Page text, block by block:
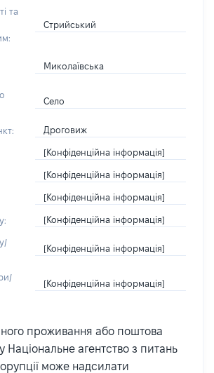
та
Стрийський
Миколаївська
Село
Дроговиж
[Конфіденційна інформація]
[Конфіденційна інформація]
[Конфіденційна інформація]
[Конфіденційна інформація]
[Конфіденційна інформація]
[Конфіденційна інформація]
проживання або поштова
Національне агентство з питань
може надсилати